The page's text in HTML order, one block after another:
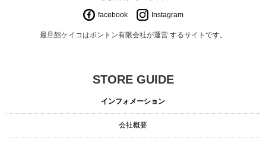
facebook Instagram
最旦館ケイコはボントン有限会社が運営 するサイトです。
STORE GUIDE
インフォメーション
会社概要